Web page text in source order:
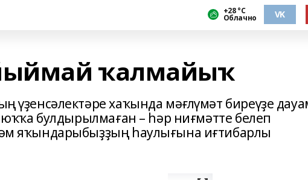
+28 °С
Облачно VK
ҡалмайыҡ
үҙенсәлектәре хаҡында мәғлүмәт биреүҙе
юҡҡа булдырылмаған – һәр ниғмәтте белеп
яҡындарыбыҙҙың һаулығына иғтибарлы